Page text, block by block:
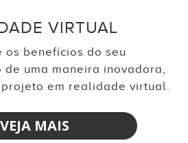
VIRTUAL
os benefícios do seu
de uma maneira inovadora,
em realidade virtual.
VEJA MAIS